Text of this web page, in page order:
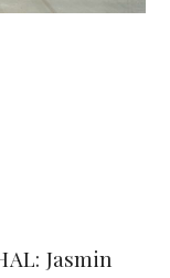
Jasmin